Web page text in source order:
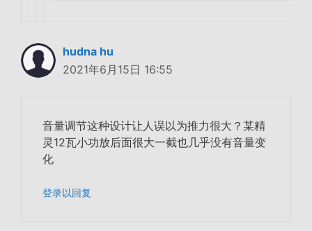
hudna hu
2021年6月15日 16:55
音量调节这种设计让人误以为推力很大？某精
灵12瓦小功放后面很大一截也几乎没有音量变
化
登录以回复